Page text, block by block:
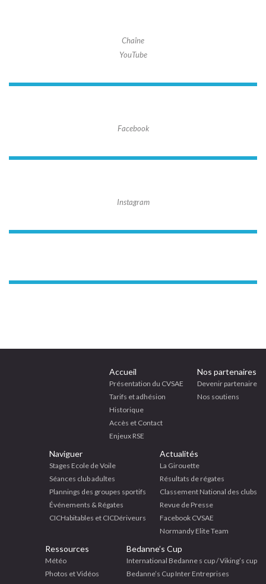
Chaîne
YouTube
Facebook
Instagram
Accueil
Présentation du CVSAE
Tarifs et adhésion
Historique
Accès et Contact
Enjeux RSE
Nos partenaires
Devenir partenaire
Nos soutiens
Naviguer
Stages Ecole de Voile
Séances club adultes
Plannings des groupes sportifs
Événements & Régates
CICHabitables et CICDériveurs
Actualités
La Girouette
Résultats de régates
Classement National des clubs
Revue de Presse
Facebook CVSAE
Normandy Elite Team
Ressources
Météo
Photos et Vidéos
Bedanne’s Cup
International Bedanne s cup / Viking’s cup
Bedanne’s Cup Inter Entreprises